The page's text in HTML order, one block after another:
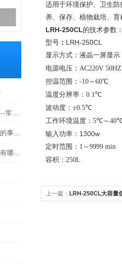
适用于环境保护、卫生
养、保存、植物栽培、
LRH-250CL的技术参数
型号 ： LRH-250CL
显示方式： 液晶一屏显示
电源电压： AC220V 50HZ
控温范围： -10～60℃
温度分辨率： 0.1℃
波动度： ±0.5℃
工作环境温度： 5℃～
输入功率：1300w
定时范围： 1～9999 min
容积： 250L
上一篇： LRH-250CL大容量